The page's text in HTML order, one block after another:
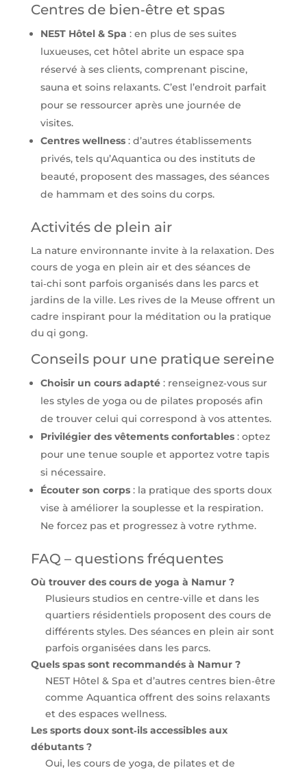
Centres de bien‑être et spas
NE5T Hôtel & Spa : en plus de ses suites
luxueuses, cet hôtel abrite un espace spa
réservé à ses clients, comprenant piscine,
sauna et soins relaxants. C’est l’endroit parfait
pour se ressourcer après une journée de
visites.
Centres wellness: d’autres établissements
privés, tels qu’Aquantica ou des instituts de
beauté, proposent des massages, des séances
de hammam et des soins du corps.
Activités de plein air
La nature environnante invite à la relaxation. Des
cours de yoga en plein air et des séances de
tai‑chi sont parfois organisés dans les parcs et
jardins de la ville. Les rives de la Meuse offrent un
cadre inspirant pour la méditation ou la pratique
du qi gong.
Conseils pour une pratique sereine
Choisir un cours adapté: renseignez‑vous sur
les styles de yoga ou de pilates proposés afin
de trouver celui qui correspond à vos attentes.
Privilégier des vêtements confortables: optez
pour une tenue souple et apportez votre tapis
si nécessaire.
Écouter son corps: la pratique des sports doux
vise à améliorer la souplesse et la respiration.
Ne forcez pas et progressez à votre rythme.
FAQ – questions fréquentes
Où trouver des cours de yoga à Namur ?
Plusieurs studios en centre‑ville et dans les
quartiers résidentiels proposent des cours de
différents styles. Des séances en plein air sont
parfois organisées dans les parcs.
Quels spas sont recommandés à Namur ?
NE5T Hôtel & Spa et d’autres centres bien‑être
comme Aquantica offrent des soins relaxants
et des espaces wellness.
Les sports doux sont‑ils accessibles aux
débutants ?
Oui, les cours de yoga, de pilates et de